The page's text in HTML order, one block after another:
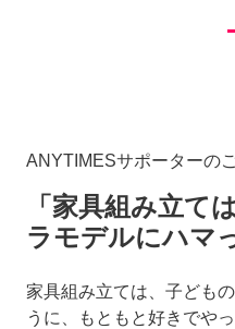
ANYTIMESサポーターの
「家具組み立て
ラモデルにハマ
家具組み立ては、子ども
うに、もともと好きでや